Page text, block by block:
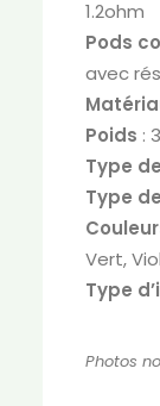
1.2ohm
Pods
avec
Poids :
Type
Type
Vert,
Type
Photos